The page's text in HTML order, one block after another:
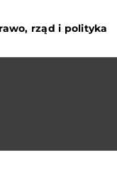
rząd i polityka